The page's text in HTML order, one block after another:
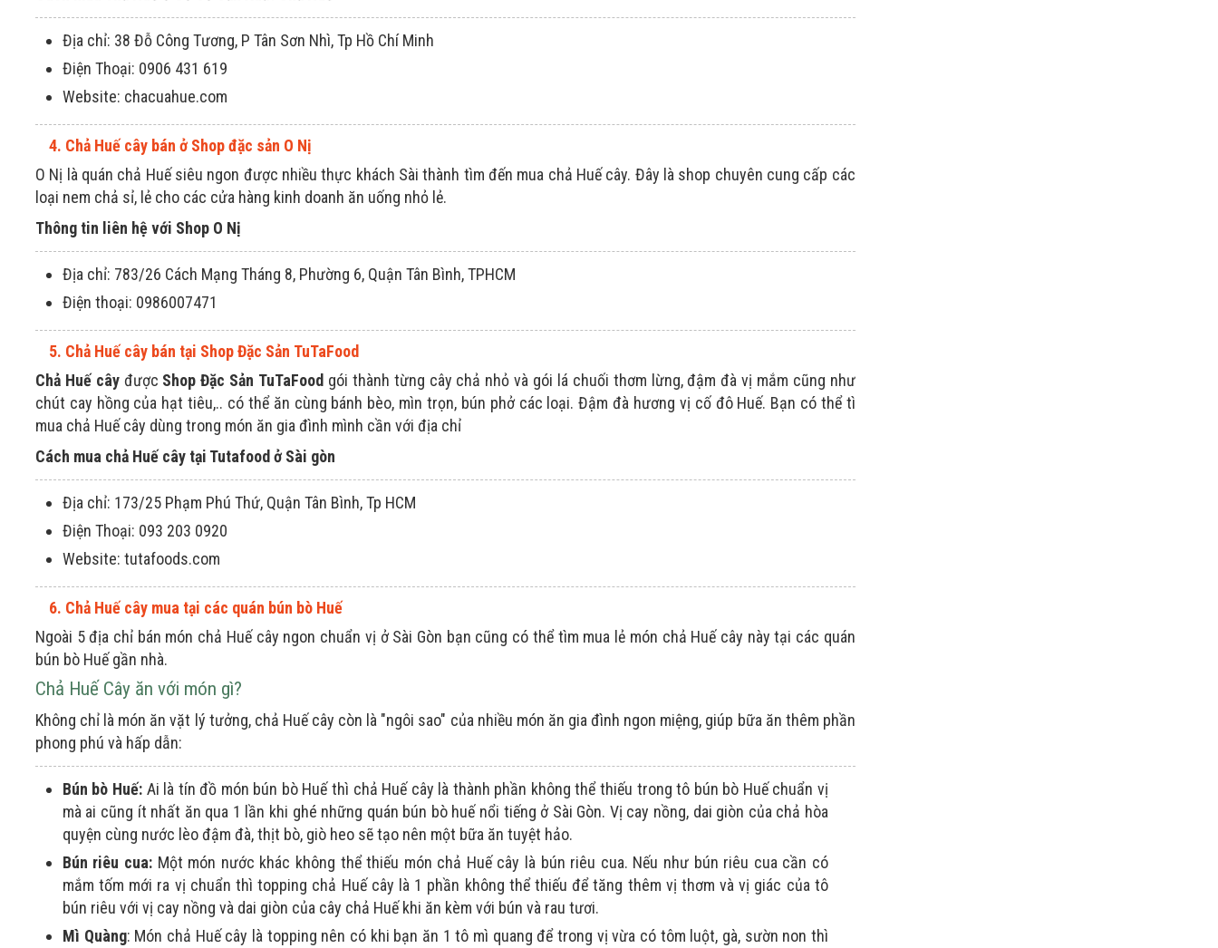
Địa chỉ: 38 Đỗ Công Tương, P Tân Sơn Nhì, Tp Hồ Chí Minh
Điện Thoại: 0906 431 619
Website: chacuahue.com
4. Chả Huế cây bán ở Shop đặc sản O Nị
O Nị là quán chả Huế siêu ngon được nhiều thực khách Sài thành tìm đến mua chả Huế cây. Đây là shop chuyên cung cấp các
loại nem chả sỉ, lẻ cho các cửa hàng kinh doanh ăn uống nhỏ lẻ.
Thông tin liên hệ với Shop O Nị
Địa chỉ: 783/26 Cách Mạng Tháng 8, Phường 6, Quận Tân Bình, TPHCM
Điện thoại: 0986007471
5. Chả Huế cây bán tại Shop Đặc Sản TuTaFood
Chả Huế câyđược Shop Đặc Sản TuTaFood gói thành từng cây chả nhỏ và gói lá chuối thơm lừng, đậm đà vị mắm cũng như
chút cay hồng của hạt tiêu,.. có thể ăn cùng bánh bèo, mìn trọn, bún phở các loại. Đậm đà hương vị cố đô Huế. Bạn có thể tì
mua chả Huế cây dùng trong món ăn gia đình mình cần với địa chỉ
Cách mua chả Huế cây tại Tutafood ở Sài gòn
Địa chỉ: 173/25 Phạm Phú Thứ, Quận Tân Bình, Tp HCM
Điện Thoại: 093 203 0920
Website: tutafoods.com
6. Chả Huế cây mua tại các quán bún bò Huế
Ngoài 5 địa chỉ bán món chả Huế cây ngon chuẩn vị ở Sài Gòn bạn cũng có thể tìm mua lẻ món chả Huế cây này tại các quán
bún bò Huế gần nhà.
Chả Huế Cây ăn với món gì?
Không chỉ là món ăn vặt lý tưởng, chả Huế cây còn là "ngôi sao" của nhiều món ăn gia đình ngon miệng, giúp bữa ăn thêm phần
phong phú và hấp dẫn:
Bún bò Huế:Ai là tín đồ món bún bò Huế thì chả Huế cây là thành phần không thể thiếu trong tô bún bò Huế chuẩn vị
mà ai cũng ít nhất ăn qua 1 lần khi ghé những quán bún bò huế nổi tiếng ở Sài Gòn. Vị cay nồng, dai giòn của chả hòa
quyện cùng nước lèo đậm đà, thịt bò, giò heo sẽ tạo nên một bữa ăn tuyệt hảo.
Bún riêu cua: Một món nước khác không thể thiếu món chả Huế cây là bún riêu cua. Nếu như bún riêu cua cần có
mắm tốm mới ra vị chuẩn thì topping chả Huế cây là 1 phần không thể thiếu để tăng thêm vị thơm và vị giác của tô
bún riêu với vị cay nồng và dai giòn của cây chả Huế khi ăn kèm với bún và rau tươi.
Mì Quàng: Món chả Huế cây là topping nên có khi bạn ăn 1 tô mì quang để trong vị vừa có tôm luột, gà, sườn non thì